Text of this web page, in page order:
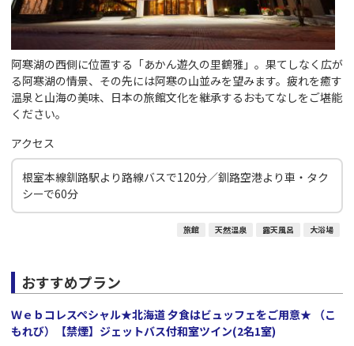
阿寒湖の西側に位置する「あかん遊久の里鶴雅」。果てしなく広が
る阿寒湖の情景、その先には阿寒の山並みを望みます。疲れを癒す
温泉と山海の美味、日本の旅館文化を継承するおもてなしをご堪能
ください。
アクセス
根室本線釧路駅より路線バスで120分／釧路空港より車・タク
シーで60分
旅館 天然温泉 露天風呂 大浴場
おすすめプラン
Ｗｅｂコレスペシャル★北海道 夕食はビュッフェをご用意★ （こ
もれび）【禁煙】ジェットバス付和室ツイン(2名1室)